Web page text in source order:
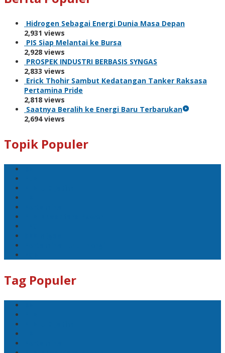
Hidrogen Sebagai Energi Dunia Masa Depan
2,931 views
PIS Siap Melantai ke Bursa
2,928 views
PROSPEK INDUSTRI BERBASIS SYNGAS
2,833 views
Erick Thohir Sambut Kedatangan Tanker Raksasa
Pertamina Pride
2,818 views
Saatnya Beralih ke Energi Baru Terbarukan
2,694 views
Topik Populer
Tag Populer